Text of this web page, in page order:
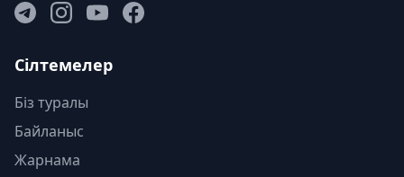
Сілтемелер
Біз туралы
Байланыс
Жарнама